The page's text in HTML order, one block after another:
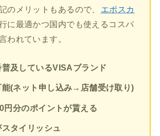
のメリットもあるので、
エポスカ
に最適かつ国内でも使えるコスパ
われています。
及しているVISAブランド
能(ネット申し込み→店舗受け取り)
円分のポイントが貰える
タイリッシュ